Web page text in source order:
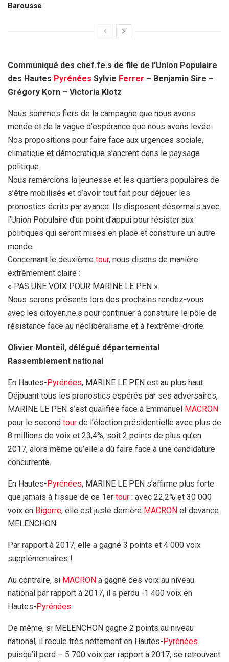
Barousse
Communiqué des chef.fe.s de file de l’Union Populaire
des Hautes Pyrénées Sylvie Ferrer – Benjamin Sire –
Grégory Korn – Victoria Klotz
Nous sommes fiers de la campagne que nous avons
menée et de la vague d’espérance que nous avons levée.
Nos propositions pour faire face aux urgences sociale,
climatique et démocratique s’ancrent dans le paysage
politique.
Nous remercions la jeunesse et les quartiers populaires de
s’être mobilisés et d’avoir tout fait pour déjouer les
pronostics écrits par avance. Ils disposent désormais avec
l’Union Populaire d’un point d’appui pour résister aux
politiques qui seront mises en place et construire un autre
monde.
Concernant le deuxième tour, nous disons de manière
extrêmement claire :
« PAS UNE VOIX POUR MARINE LE PEN ».
Nous serons présents lors des prochains rendez-vous
avec les citoyen.ne.s pour continuer à construire le pôle de
résistance face au néolibéralisme et à l’extrême-droite.
Olivier Monteil, délégué départemental
Rassemblement national
En Hautes-Pyrénées, MARINE LE PEN est au plus haut
Déjouant tous les pronostics espérés par ses adversaires,
MARINE LE PEN s’est qualifiée face à Emmanuel MACRON
pour le second tour de l’élection présidentielle avec plus de
8 millions de voix et 23,4%, soit 2 points de plus qu’en
2017, alors même qu’elle a dû faire face à une candidature
concurrente.
En Hautes-Pyrénées, MARINE LE PEN s’affirme plus forte
que jamais à l’issue de ce 1er tour : avec 22,2% et 30 000
voix en Bigorre, elle est juste derrière MACRON et devance
MELENCHON.
Par rapport à 2017, elle a gagné 3 points et 4 000 voix
supplémentaires !
Au contraire, si MACRON a gagné des voix au niveau
national par rapport à 2017, il a perdu -1 400 voix en
Hautes-Pyrénées.
De même, si MELENCHON gagne 2 points au niveau
national, il recule très nettement en Hautes-Pyrénées
puisqu’il perd – 5 700 voix par rapport à 2017, se retrouvant